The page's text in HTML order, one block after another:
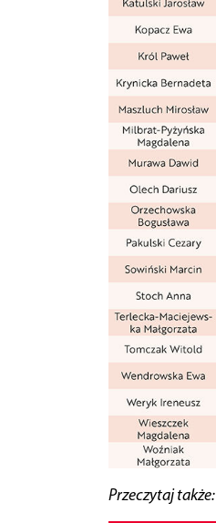
Przeczytaj także: